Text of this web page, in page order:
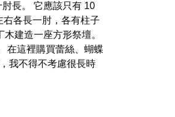
長。 它應該只有 10
各長一肘，各有柱子
建造一座方形祭壇。
在這裡購買蕾絲、蝴蝶
我不得不考慮很長時